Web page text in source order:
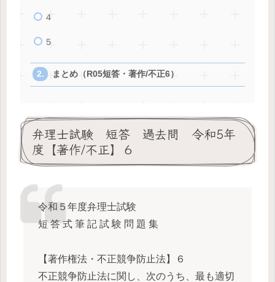
４
５
まとめ（R05短答・著作/不正6）
弁理士試験 短答 過去問 令和5年
度【著作/不正】６
令和５年度弁理士試験
短 答 式 筆 記 試 験 問 題 集
【著作権法・不正競争防止法】６
不正競争防止法に関し、次のうち、最も適切